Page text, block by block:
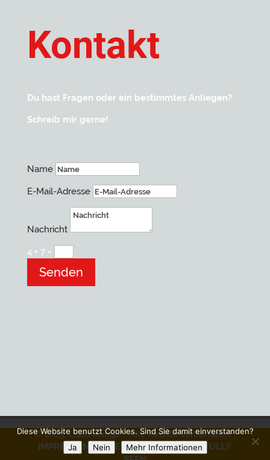
Kontakt
Du hast Fragen oder ein bestimmtes Anliegen?
Schreib mir gerne!
Name
E-Mail-Adresse
Nachricht
4 + 7=
Senden
© 2023, Lilian Runge - Alle Rechte vorbehalten |
IMPRESSUM |DATENSCHUTZ• Design: FULLY
Diese Website benutzt Cookies. Sind Sie damit einverstanden?
Ja
Nein Mehr Informationen